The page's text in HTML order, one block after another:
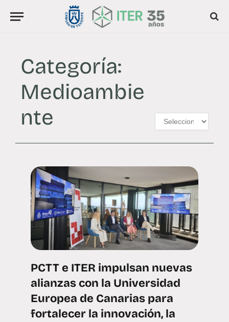
Categoría:
Medioambie
nte
PCTT e ITER impulsan nuevas
alianzas con la Universidad
Europea de Canarias para
fortalecer la innovación, la